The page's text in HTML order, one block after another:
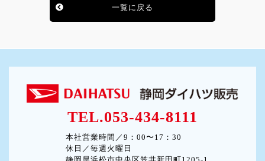
一覧に戻る
TEL.053-434-8111
本社営業時間／9：00〜17：30
休日／毎週火曜日